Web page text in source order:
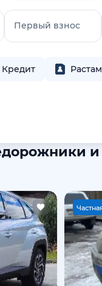
Первый взнос
Кредит
и
Ч